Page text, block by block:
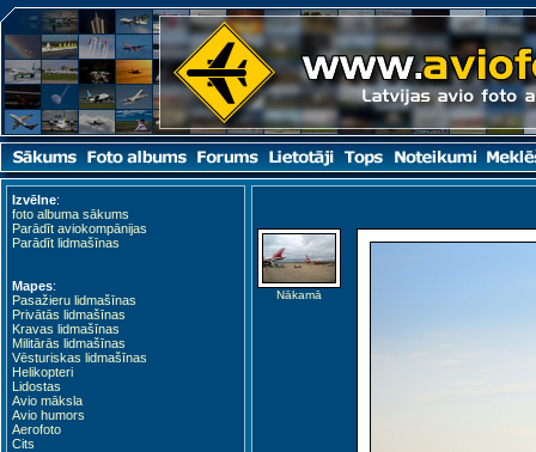
Izvēlne:
foto albuma sākums
Parādīt aviokompānijas
Parādīt lidmašīnas
Mapes:
Pasažieru lidmašīnas
Privātās lidmašīnas
Kravas lidmašīnas
Militārās lidmašīnas
Vēsturiskas lidmašīnas
Helikopteri
Lidostas
Avio māksla
Avio humors
Aerofoto
Cits
Nākamā